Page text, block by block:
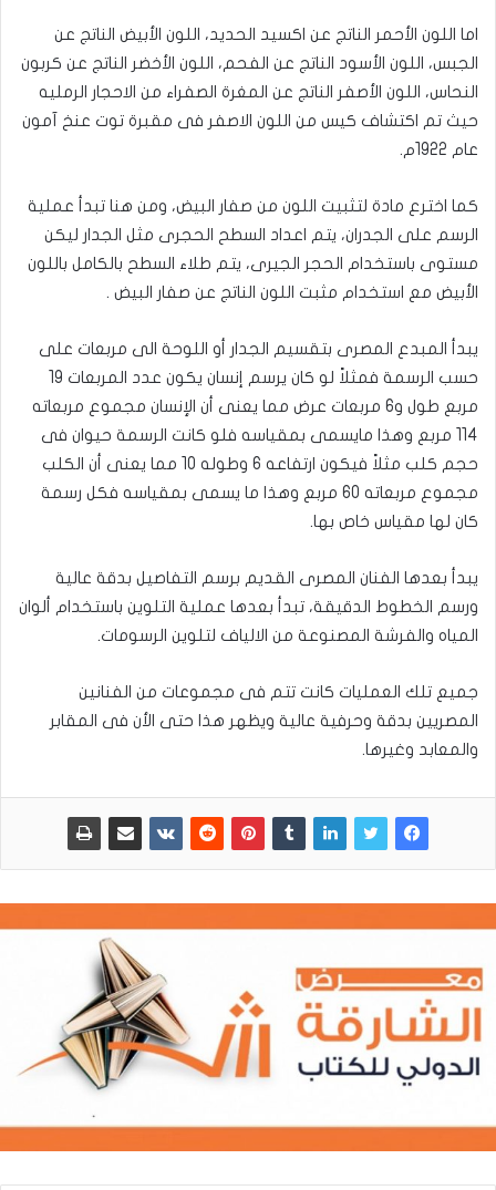
اما اللون الأحمر الناتج عن اكسيد الحديد، اللون الأبيض الناتج عن
الجبس، اللون الأسود الناتج عن الفحم، اللون الأخضر الناتج عن كربون
النحاس، اللون الأصفر الناتج عن المغرة الصفراء من الاحجار الرمليه
حيث تم اكتشاف كيس من اللون الاصفر فى مقبرة توت عنخ آمون
عام 1922م.
كما اخترع مادة لتثبيت اللون من صفار البيض، ومن هنا تبدأ عملية
الرسم على الجدران، يتم اعداد السطح الحجرى مثل الجدار ليكن
مستوى باستخدام الحجر الجيرى، يتم طلاء السطح بالكامل باللون
الأبيض مع استخدام مثبت اللون الناتج عن صفار البيض .
يبدأ المبدع المصرى بتقسيم الجدار أو اللوحة الى مربعات على
حسب الرسمة فمثلاً لو كان يرسم إنسان يكون عدد المربعات 19
مربع طول و6 مربعات عرض مما يعنى أن الإنسان مجموع مربعاته
114 مربع وهذا مايسمى بمقياسه فلو كانت الرسمة حيوان فى
حجم كلب مثلاً فيكون ارتفاعه 6 وطوله 10 مما يعنى أن الكلب
مجموع مربعاته 60 مربع وهذا ما يسمى بمقياسه فكل رسمة
كان لها مقياس خاص بها.
يبدأ بعدها الفنان المصرى القديم برسم التفاصيل بدقة عالية
ورسم الخطوط الدقيقة، تبدأ بعدها عملية التلوين باستخدام ألوان
المياه والفرشة المصنوعة من الالياف لتلوين الرسومات.
جميع تلك العمليات كانت تتم فى مجموعات من الفنانين
المصريين بدقة وحرفية عالية ويظهر هذا حتى الأن فى المقابر
والمعابد وغيرها.